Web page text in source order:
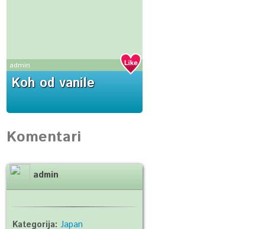
admin
Koh od vanile
Komentari
admin
Kategorija:Japan